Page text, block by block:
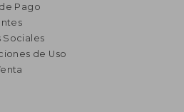
Pago
Sociales
de Uso